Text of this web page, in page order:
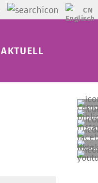
CN
AKTUELL